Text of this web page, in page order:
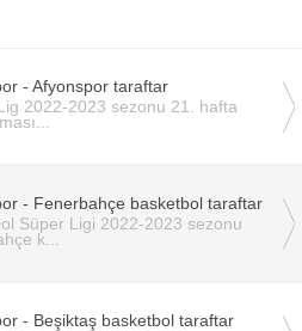
- Afyonspor taraftar
2022-2023 sezonu 21. hafta
- Fenerbahçe basketbol taraftar
Süper Ligi 2022-2023 sezonu
k...
- Beşiktaş basketbol taraftar